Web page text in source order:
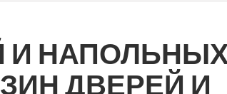
И
ДВЕРЕЙ И